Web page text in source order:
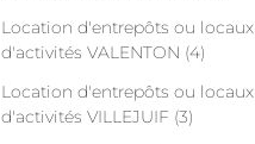
Location d'entrepôts ou locaux
d'activités VALENTON (4)
Location d'entrepôts ou locaux
d'activités VILLEJUIF (3)